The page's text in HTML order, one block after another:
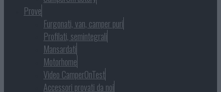
Prove
Furgonati, van, camper puri
Profilati, semintegrali
Mansardati
Motorhome
Video CamperOnTest
Accessori provati da noi